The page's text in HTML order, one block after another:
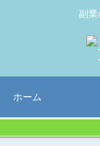
副業
ホーム